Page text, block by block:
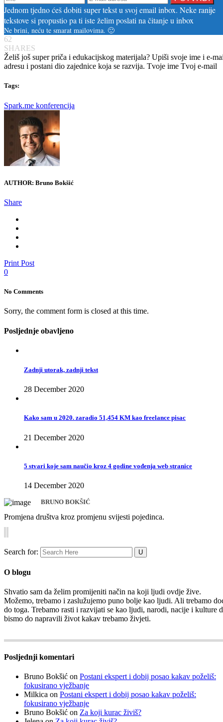
Jednom tjedno ćeš dobiti super tekst u svoj email inbox. Neke ranije
tekstove si propustio pa ti iste želim poslati na čitanje u inbox
Ne brini, neću te smarat mailovima. 🙂
62
SHARES
Želiš još super priča i edukacijskog materijala? Upiši svoje ime i e-
adresu i postani dio zajednice koja se razvija. Tvoje ime Tvoj e-mail
Tags:
Spark.me konferencija
AUTHOR: Bruno Bokšić
Share
Print Post
0
No Comments
Sorry, the comment form is closed at this time.
Posljednje obavljeno
Zadnji utorak, zadnji tekst
28 December 2020
Kako sam u 2020. zaradio 51,454 KM kao freelance pisac
21 December 2020
5 stvari koje sam naučio kroz 4 godine vođenja web stranice
14 December 2020
BRUNO BOKŠIĆ
Promjena društva kroz promjenu svijesti pojedinca.
Search for:
O blogu
Shvatio sam da želim promijeniti način na koji ljudi ovdje žive.
Možemo, trebamo i zaslužujemo puno bolje kao ljudi. Ali trebamo
do toga. Trebamo rasti i razvijati se kao ljudi, narodi, nacije i kulture
bismo do napravili život kakav trebamo živjeti.
Posljednji komentari
Bruno Bokšić on Postani ekspert i dobij posao kakav poželiš:
fokusirano vježbanje
Milkica on Postani ekspert i dobij posao kakav poželiš:
fokusirano vježbanje
Bruno Bokšić on Za koji kurac živiš?